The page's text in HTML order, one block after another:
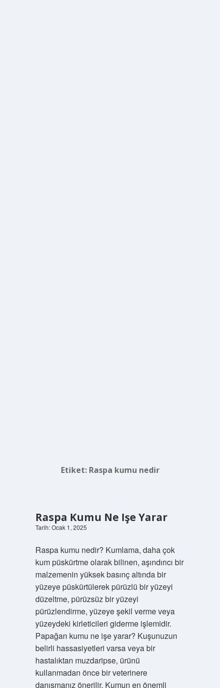
Etiket: Raspa kumu nedir
Raspa Kumu Ne Işe Yarar
Tarih: Ocak 1, 2025
Raspa kumu nedir? Kumlama, daha çok
kum püskürtme olarak bilinen, aşındırıcı bir
malzemenin yüksek basınç altında bir
yüzeye püskürtülerek pürüzlü bir yüzeyi
düzeltme, pürüzsüz bir yüzeyi
pürüzlendirme, yüzeye şekil verme veya
yüzeydeki kirleticileri giderme işlemidir.
Papağan kumu ne işe yarar? Kuşunuzun
belirli hassasiyetleri varsa veya bir
hastalıktan muzdaripse, ürünü
kullanmadan önce bir veterinere
danışmanız önerilir. Kumun en önemli